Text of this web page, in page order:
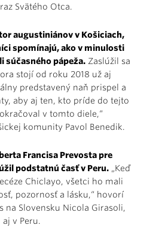
Svätého Otca.
augustiniánov v Košiciach,
spomínajú, ako v minulosti
súčasného pápeža. Zaslúžil sa
stojí od roku 2018 už aj
predstavený naň prispel a
aby aj ten, kto príde do tejto
v tomto diele,“
komunity Pavol Benedik.
Francisa Prevosta pre
podstatnú časť v Peru. „Keď
Chiclayo, všetci ho mali
pozornosť a lásku,“ hovorí
na Slovensku Nicola Girasoli,
v Peru.